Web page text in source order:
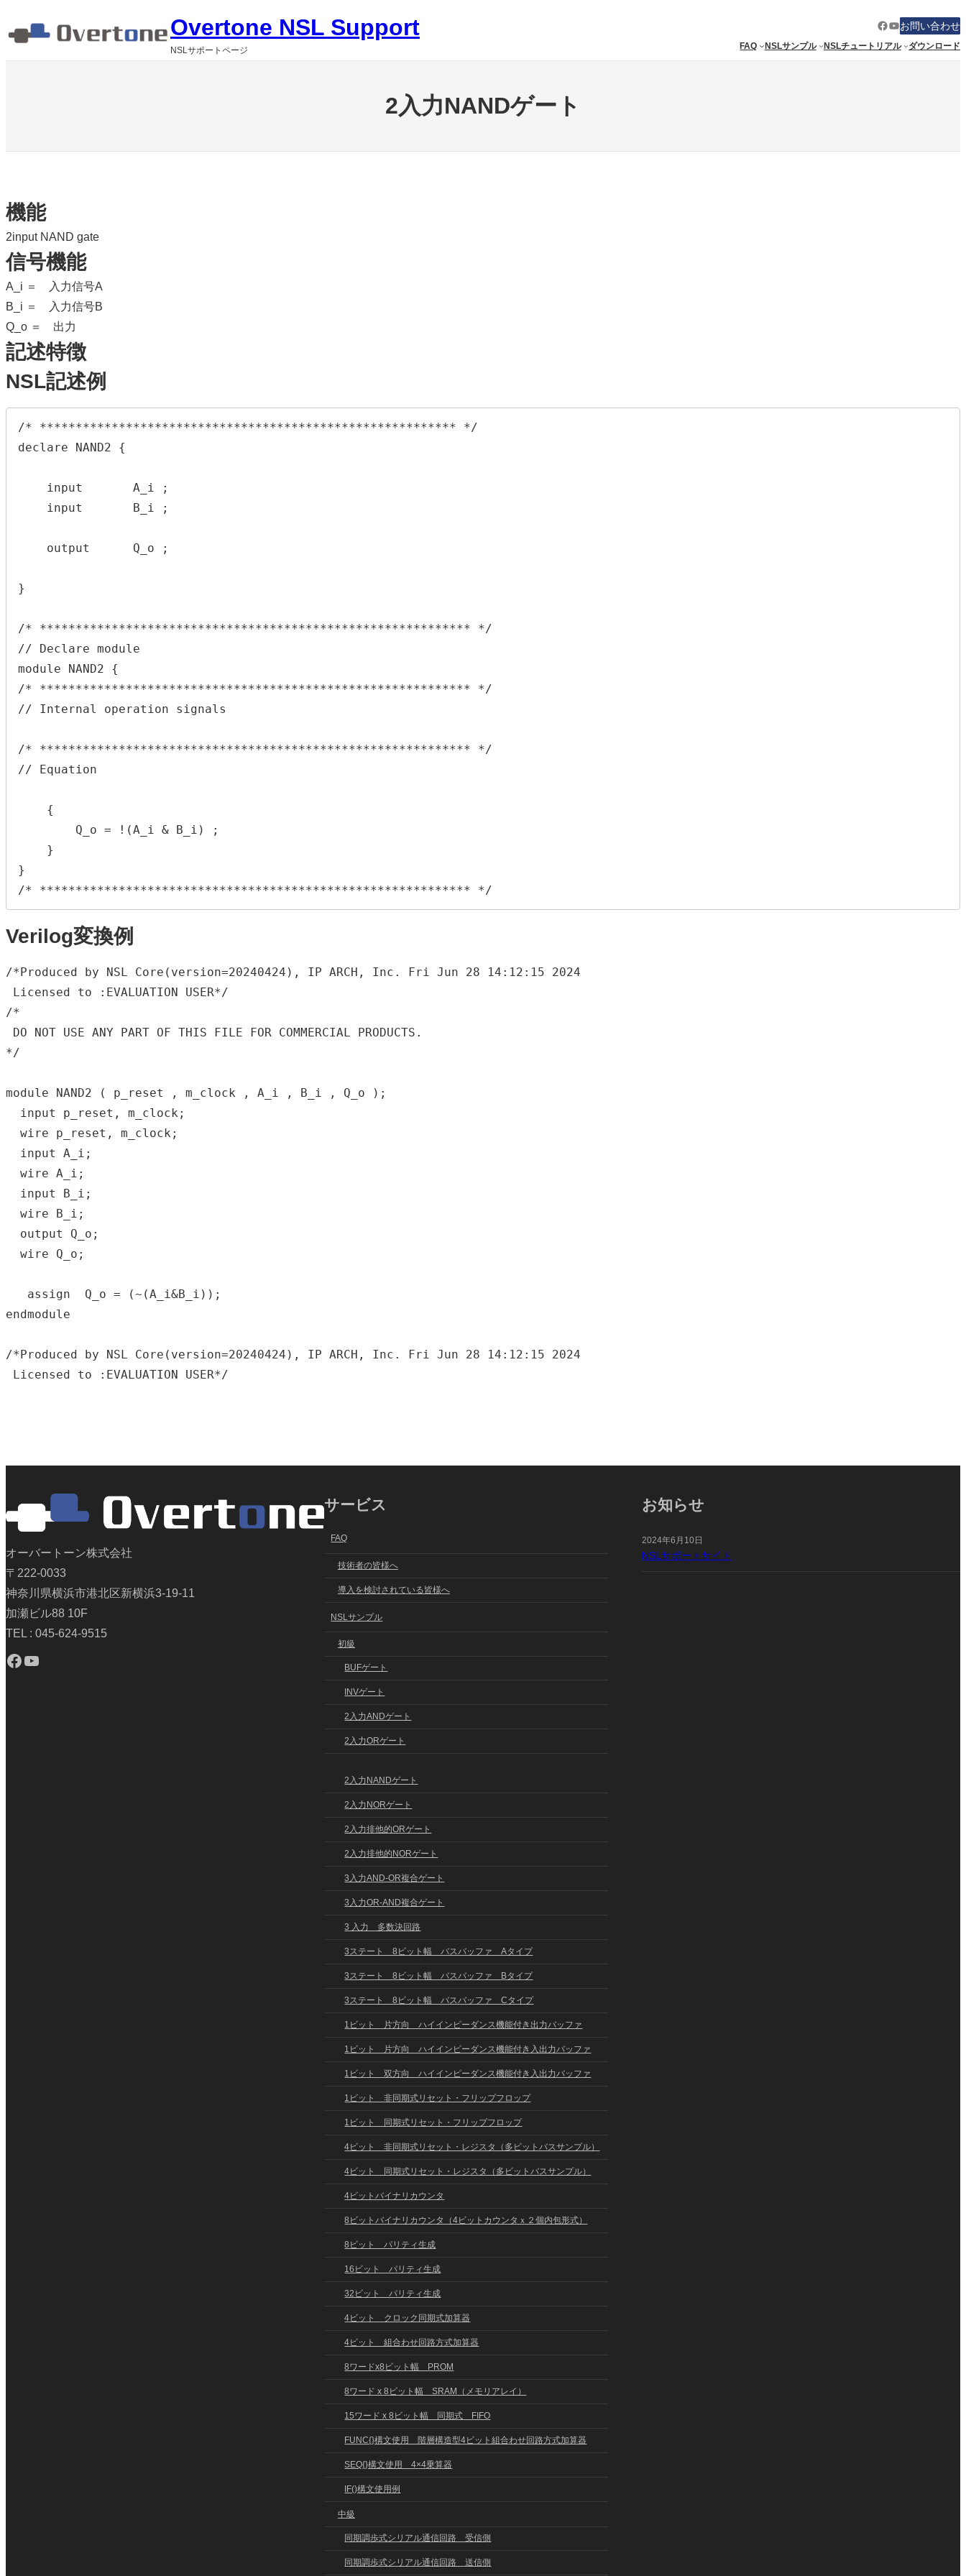
容
Overtone NSL Support
NSLサポートページ
Facebook
YouTube
お問い合わせ
FAQ NSLサンプル NSLチュートリアル ダウンロード
2入力NANDゲート
機能
2input NAND gate
信号機能
A_i ＝ 入力信号A
B_i ＝ 入力信号B
Q_o ＝ 出力
記述特徴
NSL記述例
/* ********************************************************** */
declare NAND2 {
}
/* ************************************************************ */
// Declare module
module NAND2 {
/* ************************************************************ */
// Internal operation signals
/* ************************************************************ */
// Equation
}
/* ************************************************************ */
Verilog変換例
/*Produced by NSL Core(version=20240424), IP ARCH, Inc. Fri Jun 28 14:12:15 2024
/*
*/
module NAND2 ( p_reset , m_clock , A_i , B_i , Q_o );
endmodule
/*Produced by NSL Core(version=20240424), IP ARCH, Inc. Fri Jun 28 14:12:15 2024
Licensed to :EVALUATION USER*/
オーバートーン株式会社
〒222-0033
神奈川県横浜市港北区新横浜3-19-11
加瀬ビル88 10F
TEL : 045-624-9515
Facebook YouTube
サービス
FAQ
技術者の皆様へ
導入を検討されている皆様へ
NSLサンプル
初級
BUFゲート
INVゲート
2入力ANDゲート
2入力ORゲート
2入力NANDゲート
2入力NORゲート
2入力排他的ORゲート
2入力排他的NORゲート
3入力AND-OR複合ゲート
3入力OR-AND複合ゲート
3 入力 多数決回路
3ステート 8ビット幅 バスバッファ Aタイプ
3ステート 8ビット幅 バスバッファ Bタイプ
3ステート 8ビット幅 バスバッファ Cタイプ
1ビット 片方向 ハイインピーダンス機能付き出力バッファ
1ビット 片方向 ハイインピーダンス機能付き入出力バッファ
1ビット 双方向 ハイインピーダンス機能付き入出力バッファ
1ビット 非同期式リセット・フリップフロップ
1ビット 同期式リセット・フリップフロップ
4ビット 非同期式リセット・レジスタ（多ビットバスサンプル）
4ビット 同期式リセット・レジスタ（多ビットバスサンプル）
4ビットバイナリカウンタ
8ビットバイナリカウンタ（4ビットカウンタｘ２個内包形式）
8ビット パリティ生成
16ビット パリティ生成
32ビット パリティ生成
4ビット クロック同期式加算器
4ビット 組合わせ回路方式加算器
8ワードx8ビット幅 PROM
8ワード x 8ビット幅 SRAM（メモリアレイ）
15ワード x 8ビット幅 同期式 FIFO
FUNC{}構文使用 階層構造型4ビット組合わせ回路方式加算器
SEQ{}構文使用 4×4乗算器
IF()構文使用例
中級
同期調歩式シリアル通信回路 受信側
同期調歩式シリアル通信回路 送信側
お知らせ
2024年6月10日
NSLサポートサイト